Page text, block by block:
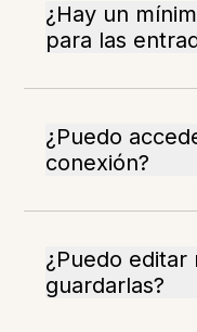
¿Hay un
para las
¿Puedo
conexión?
¿Puedo editar
guardarlas?